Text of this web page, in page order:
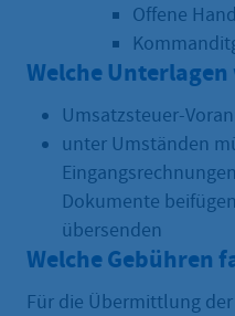
Offene
Welche
Umsatzsteuer-
unter Umständen
Dokumente
übersenden
Welche Gebühren
Für die Übermittlung